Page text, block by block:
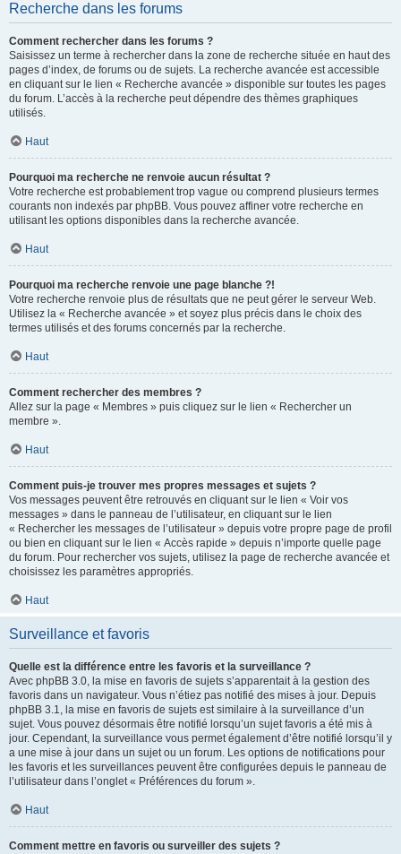
Recherche dans les forums
Comment rechercher dans les forums ?
Saisissez un terme à rechercher dans la zone de recherche située en haut des
pages d’index, de forums ou de sujets. La recherche avancée est accessible
en cliquant sur le lien « Recherche avancée » disponible sur toutes les pages
du forum. L’accès à la recherche peut dépendre des thèmes graphiques
utilisés.
Haut
Pourquoi ma recherche ne renvoie aucun résultat ?
Votre recherche est probablement trop vague ou comprend plusieurs termes
courants non indexés par phpBB. Vous pouvez affiner votre recherche en
utilisant les options disponibles dans la recherche avancée.
Haut
Pourquoi ma recherche renvoie une page blanche ?!
Votre recherche renvoie plus de résultats que ne peut gérer le serveur Web.
Utilisez la « Recherche avancée » et soyez plus précis dans le choix des
termes utilisés et des forums concernés par la recherche.
Haut
Comment rechercher des membres ?
Allez sur la page « Membres » puis cliquez sur le lien « Rechercher un
membre ».
Haut
Comment puis-je trouver mes propres messages et sujets ?
Vos messages peuvent être retrouvés en cliquant sur le lien « Voir vos
messages » dans le panneau de l’utilisateur, en cliquant sur le lien
« Rechercher les messages de l’utilisateur » depuis votre propre page de profil
ou bien en cliquant sur le lien « Accès rapide » depuis n’importe quelle page
du forum. Pour rechercher vos sujets, utilisez la page de recherche avancée et
choisissez les paramètres appropriés.
Haut
Surveillance et favoris
Quelle est la différence entre les favoris et la surveillance ?
Avec phpBB 3.0, la mise en favoris de sujets s’apparentait à la gestion des
favoris dans un navigateur. Vous n’étiez pas notifié des mises à jour. Depuis
phpBB 3.1, la mise en favoris de sujets est similaire à la surveillance d’un
sujet. Vous pouvez désormais être notifié lorsqu’un sujet favoris a été mis à
jour. Cependant, la surveillance vous permet également d’être notifié lorsqu’il y
a une mise à jour dans un sujet ou un forum. Les options de notifications pour
les favoris et les surveillances peuvent être configurées depuis le panneau de
l’utilisateur dans l’onglet « Préférences du forum ».
Haut
Comment mettre en favoris ou surveiller des sujets ?